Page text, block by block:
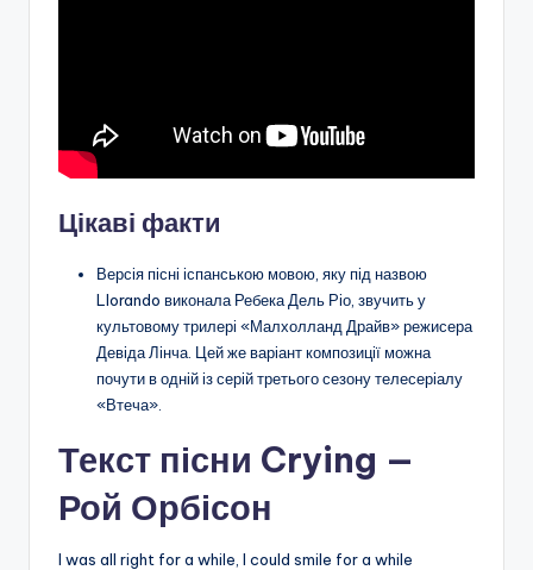
Цікаві факти
Версія пісні іспанською мовою, яку під назвою
Llorando виконала Ребека Дель Ріо, звучить у
культовому трилері «Малхолланд Драйв» режисера
Девіда Лінча. Цей же варіант композиції можна
почути в одній із серій третього сезону телесеріалу
«Втеча».
Текст пісни Crying —
Рой Орбісон
I was all right for a while, I could smile for a while